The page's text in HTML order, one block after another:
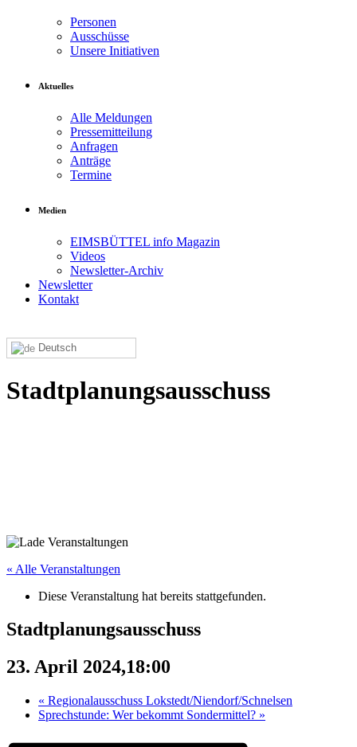
Personen
Ausschüsse
Unsere Initiativen
Aktuelles
Alle Meldungen
Pressemitteilung
Anfragen
Anträge
Termine
Medien
EIMSBÜTTEL info Magazin
Videos
Newsletter-Archiv
Newsletter
Kontakt
Deutsch
Stadtplanungsausschuss
« Alle Veranstaltungen
Diese Veranstaltung hat bereits stattgefunden.
Stadtplanungsausschuss
23. April 2024,18:00
« Regionalausschuss Lokstedt/Niendorf/Schnelsen
Sprechstunde: Wer bekommt Sondermittel? »